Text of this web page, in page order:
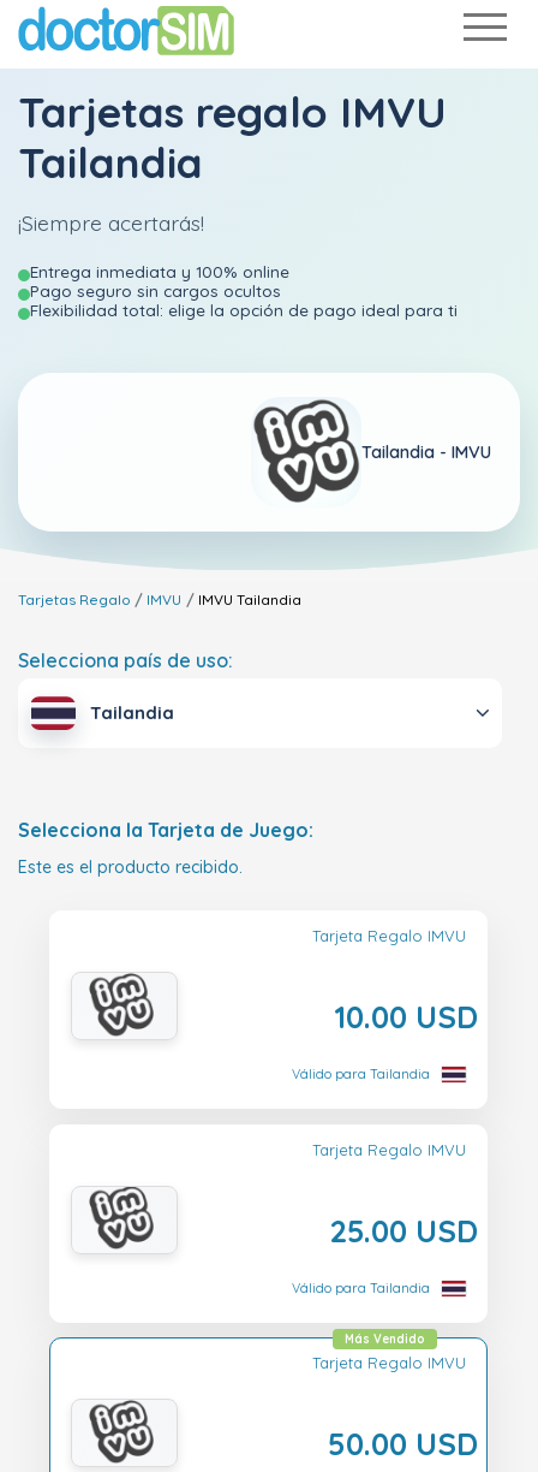
Tarjetas regalo IMVU
Tailandia
¡Siempre acertarás!
Entrega inmediata y 100% online
Pago seguro sin cargos ocultos
Flexibilidad total: elige la opción de pago ideal para ti
Tailandia - IMVU
Tarjetas Regalo IMVU IMVU Tailandia
Selecciona país de uso:
Tailandia
Selecciona la Tarjeta de Juego:
Este es el producto recibido.
Tarjeta Regalo IMVU
10.00 USD
Válido para Tailandia
Tarjeta Regalo IMVU
25.00 USD
Válido para Tailandia
Tarjeta Regalo IMVU
50.00 USD
Más Vendido